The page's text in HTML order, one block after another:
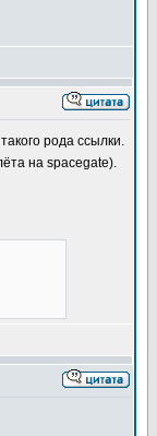
рода ссылки.
на spacegate).